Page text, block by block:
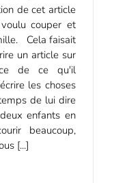
de cet article
couper et
Cela faisait
un article sur
de ce qu'il
les choses
de lui dire
enfants en
beaucoup,
[...]